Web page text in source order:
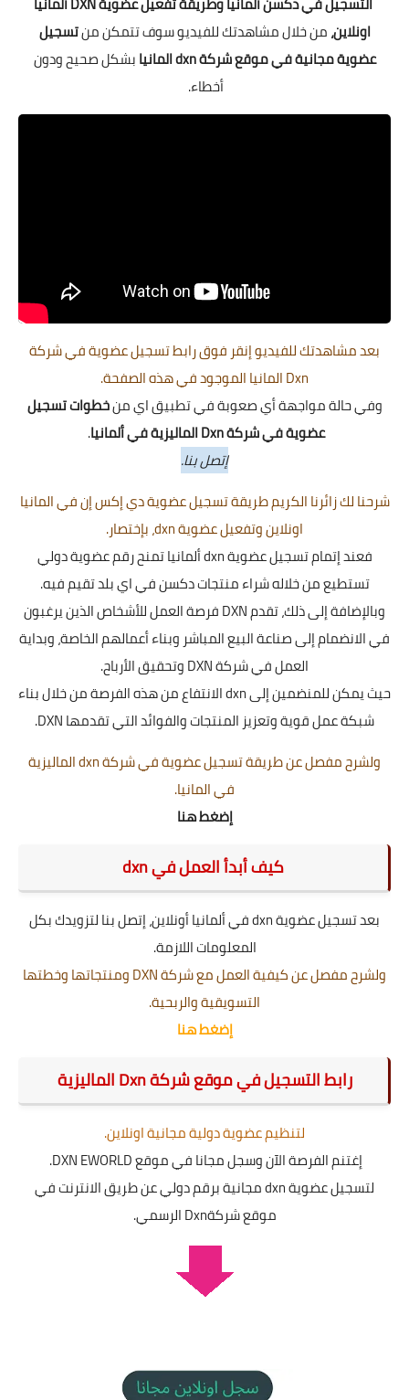
اونلاين،من خلال مشاهدتك للفيديو سوف تتمكن منتسجيل
عضوية مجانية في موقع شركة dxn المانيا
بشكل صحيح ودون
أخطاء.
بعد مشاهدتك للفيديو إنقر فوقرابط تسجيل عضويةفي شركة
Dxn المانيا الموجود في هذه الصفحة.
وفي حالة مواجهة أي صعوبة في تطبيق اي منخطوات تسجيل
عضوية في شركة Dxn الماليزية في ألمانيا
.
إتصل بنا.
شرحنا لك زائرنا الكريم طريقة تسجيل عضوية دي إكس إن في المانيا
اونلاين وتفعيل عضوية dxn، بإختصار.
فعند إتمام تسجيل عضوية dxn ألمانيا تمنح رقم عضوية دولي
تستطيع من خلاله شراء منتجات دكسن في اي بلد تقيم فيه.
وبالإضافة إلى ذلك، تقدم DXN فرصة العمل للأشخاص الذين يرغبون
في الانضمام إلى صناعة البيع المباشر وبناء أعمالهم الخاصة، وبداية
العمل في شركة DXN وتحقيق الأرباح.
حيث يمكن للمنضمين إلى dxn الانتفاع من هذه الفرصة من خلال بناء
شبكة عمل قوية وتعزيز المنتجات والفوائد التي تقدمها DXN.
ولشرح مفصل عن طريقة تسجيل عضوية في شركة dxn الماليزية
في المانيا.
إضغط هنا
كيف أبدأ العمل في dxn
بعد تسجيل عضوية dxn في ألمانيا أونلاين، إتصل بنا لتزويدك بكل
المعلومات اللازمة.
ولشرح مفصل عن كيفية العمل مع شركة DXN ومنتجاتها وخطتها
التسويقية والربحية.
إضغط هنا
رابط التسجيل في موقع شركة Dxn الماليزية
لتنظيم عضوية دولية مجانية اونلاين.
إغتنم الفرصة الآن وسجل مجانا في موقع DXN EWORLD.
لتسجيل عضوية dxn مجانية برقم دولي عن طريق الانترنت في
موقع شركةDxn الرسمي.